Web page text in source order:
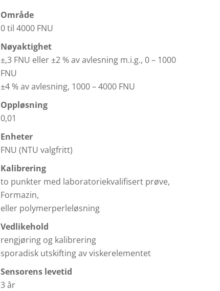
Område
0 til 4000 FNU
Nøyaktighet
±,3 FNU eller ±2 % av avlesning m.i.g., 0 – 1000
FNU
±4 % av avlesning, 1000 – 4000 FNU
Oppløsning
0,01
Enheter
FNU (NTU valgfritt)
Kalibrering
to punkter med laboratoriekvalifisert prøve,
Formazin,
eller polymerperleløsning
Vedlikehold
rengjøring og kalibrering
sporadisk utskifting av viskerelementet
Sensorens levetid
3 år